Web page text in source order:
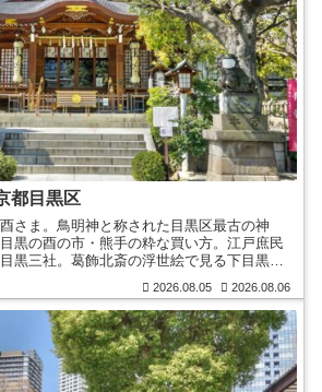
都目黒区
さま。鳥明神と称された目黒区最古の神
黒の酉の市・熊手の粋な買い方。江戸庶民
黒三社。葛飾北斎の浮世絵で見る下目黒。
2026.08.05 2026.08.06